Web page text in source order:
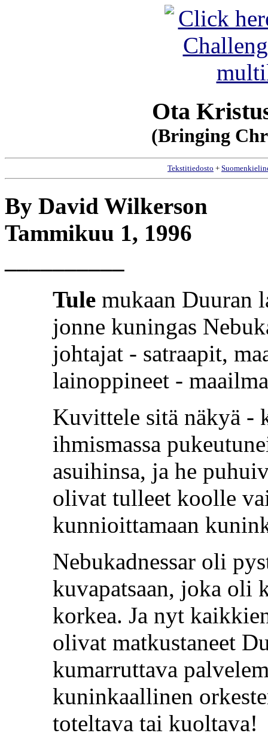
Ota
(Bringing
Tekstitiedosto +
By David Wilkerson
Tammikuu 1, 1996
Tule mukaan Duuran
jonne kuningas
johtajat - satraapit,
lainoppineet -
Kuvittele sitä näkyä -
ihmismassa
asuihinsa, ja he
olivat tulleet koolle
kunnioittamaan
Nebukadnessar oli
kuvapatsaan, joka oli
korkea. Ja nyt
olivat matkustaneet
kumarruttava
kuninkaallinen
toteltava tai kuoltava!